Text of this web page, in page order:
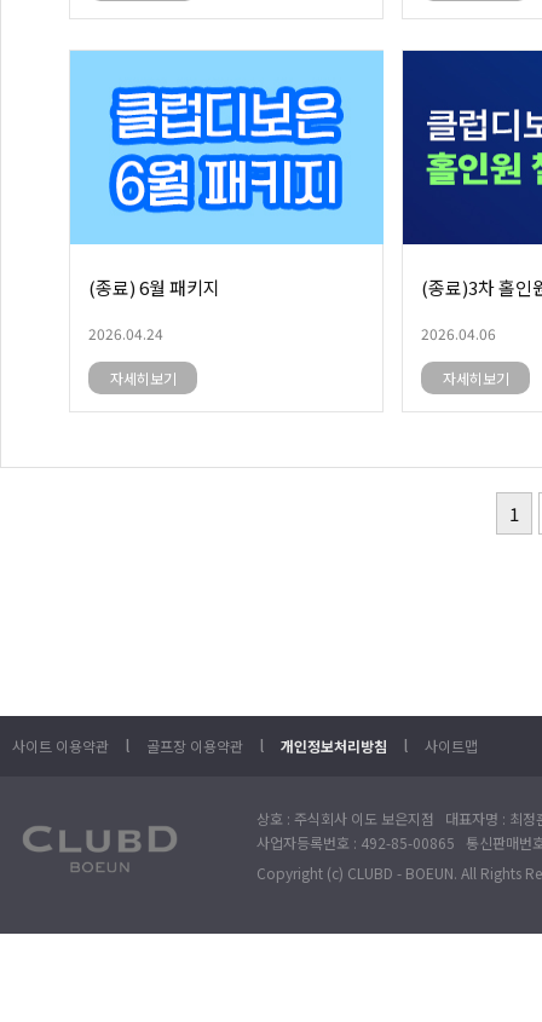
(종료) 6월 패키지
2026.04.24
자세히보기
(종료)3차 홀인
2026.04.06
자세히보기
1
사이트 이용약관 l 골프장 이용약관 l 개인정보처리방침 l 사이트맵
상호 : 주식회사 이도 보은지점 대표자명 : 최
사업자등록번호 : 492-85-00865 통신판매
Copyright (c) CLUBD - BOEUN. All Rights